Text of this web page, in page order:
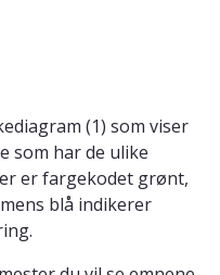
(1) som viser
som har de ulike
er fargekodet grønt,
blå indikerer